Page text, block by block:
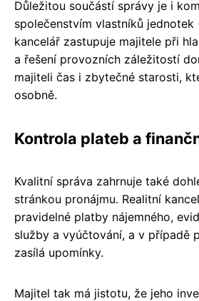
Důležitou součástí správy je i
společenstvím vlastníků jednotek
kancelář zastupuje majitele při
a řešení provozních záležitostí
majiteli čas i zbytečné starosti,
osobně.
Kontrola plateb a
Kvalitní správa zahrnuje také
stránkou pronájmu. Realitní
pravidelné platby nájemného,
služby a vyúčtování, a v případě
zasílá upomínky.
Majitel tak má jistotu, že jeho